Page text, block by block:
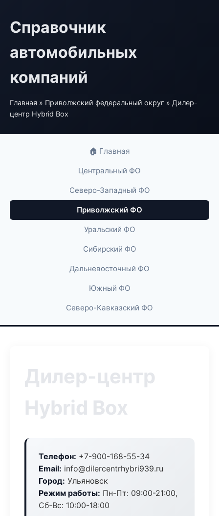
Справочник
автомобильных
компаний
Главная » Приволжский федеральный округ » Дилер-
центр Hybrid Box
🏠 Главная
Центральный ФО
Северо-Западный ФО
Приволжский ФО
Уральский ФО
Сибирский ФО
Дальневосточный ФО
Южный ФО
Северо-Кавказский ФО
Дилер-центр
Hybrid Box
Телефон: +7-900-168-55-34
Email: info@dilercentrhybri939.ru
Город: Ульяновск
Режим работы: Пн-Пт: 09:00-21:00,
Сб-Вс: 10:00-18:00